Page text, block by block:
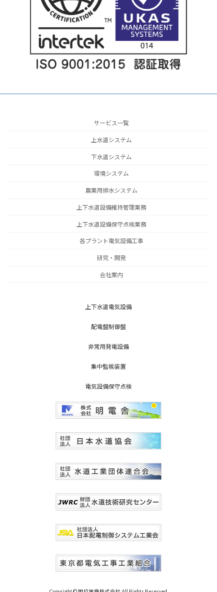
サービス一覧
上水道システム
下水道システム
環境システム
農業用排水システム
上下水道設備維持管理業務
上下水道設備保守点検業務
各プラント電気設備工事
研究・開発
会社案内
上下水道電気設備
配電盤制御盤
非常用発電設備
集中監視装置
電気設備保守点検